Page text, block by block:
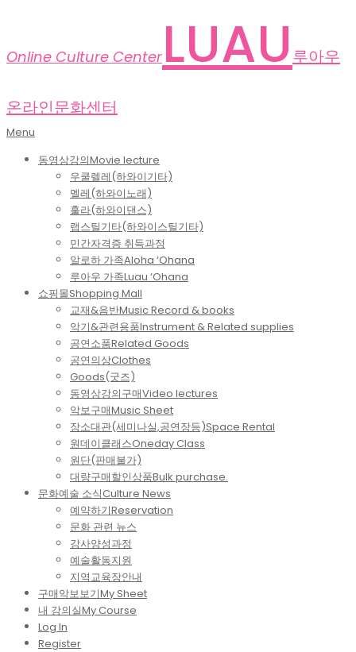
Online Culture Center LUAU 루아우
온라인문화센터
Primary
Menu
Menu
동영상강의Movie lecture
우쿨렐레(하와이기타)
멜레(하와이노래)
훌라(하와이댄스)
랩스틸기타(하와이스틸기타)
민간자격증 취득과정
알로하 가족Aloha ‘Ohana
루아우 가족Luau ‘Ohana
쇼핑몰Shopping Mall
교재&음반Music Record & books
악기&관련용품Instrument & Related supplies
공연소품Related Goods
공연의상Clothes
Goods(굿즈)
동영상강의구매Video lectures
악보구매Music Sheet
장소대관(세미나실,공연장등)Space Rental
원데이클래스Oneday Class
원단(판매불가)
대량구매할인상품Bulk purchase.
문화예술 소식Culture News
예약하기Reservation
문화 관련 뉴스
강사양성과정
예술활동지원
지역교육장안내
구매악보보기My Sheet
내 강의실My Course
Log In
Register